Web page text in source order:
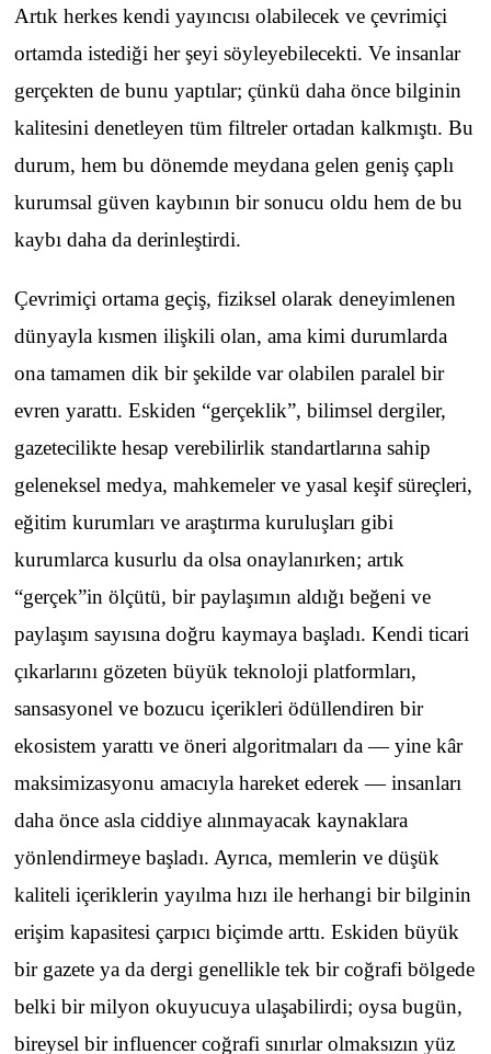
Artık herkes kendi yayıncısı olabilecek ve çevrimiçi
ortamda istediği her şeyi söyleyebilecekti. Ve insanlar
gerçekten de bunu yaptılar; çünkü daha önce bilginin
kalitesini denetleyen tüm filtreler ortadan kalkmıştı. Bu
durum, hem bu dönemde meydana gelen geniş çaplı
kurumsal güven kaybının bir sonucu oldu hem de bu
kaybı daha da derinleştirdi.
Çevrimiçi ortama geçiş, fiziksel olarak deneyimlenen
dünyayla kısmen ilişkili olan, ama kimi durumlarda
ona tamamen dik bir şekilde var olabilen paralel bir
evren yarattı. Eskiden “gerçeklik”, bilimsel dergiler,
gazetecilikte hesap verebilirlik standartlarına sahip
geleneksel medya, mahkemeler ve yasal keşif süreçleri,
eğitim kurumları ve araştırma kuruluşları gibi
kurumlarca kusurlu da olsa onaylanırken; artık
“gerçek”in ölçütü, bir paylaşımın aldığı beğeni ve
paylaşım sayısına doğru kaymaya başladı. Kendi ticari
çıkarlarını gözeten büyük teknoloji platformları,
sansasyonel ve bozucu içerikleri ödüllendiren bir
ekosistem yarattı ve öneri algoritmaları da — yine kâr
maksimizasyonu amacıyla hareket ederek — insanları
daha önce asla ciddiye alınmayacak kaynaklara
yönlendirmeye başladı. Ayrıca, memlerin ve düşük
kaliteli içeriklerin yayılma hızı ile herhangi bir bilginin
erişim kapasitesi çarpıcı biçimde arttı. Eskiden büyük
bir gazete ya da dergi genellikle tek bir coğrafi bölgede
belki bir milyon okuyucuya ulaşabilirdi; oysa bugün,
bireysel bir influencer coğrafi sınırlar olmaksızın yüz